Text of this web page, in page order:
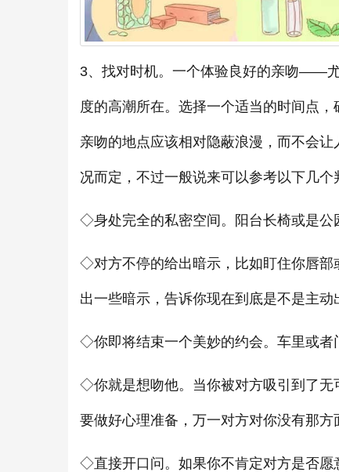
3、找对时机。一个体验良好的亲吻——
度的高潮所在。选择一个适当的时间点
亲吻的地点应该相对隐蔽浪漫，而不会
况而定，不过一般说来可以参考以下几个
◇身处完全的私密空间。阳台长椅或是公
◇对方不停的给出暗示，比如盯住你唇部
出一些暗示，告诉你现在到底是不是主动
◇你即将结束一个美妙的约会。车里或者
◇你就是想吻他。当你被对方吸引到了无
要做好心理准备，万一对方对你没有那方
◇直接开口问。如果你不肯定对方是否愿